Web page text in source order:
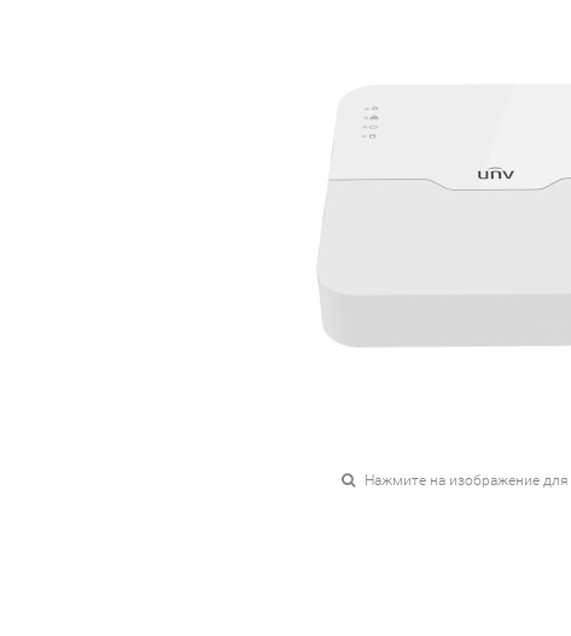
Нажмите на изображение для